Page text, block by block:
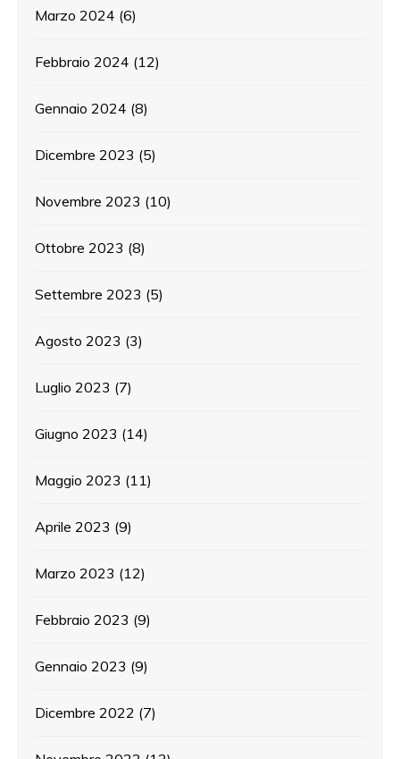
Marzo 2024 (6)
Febbraio 2024 (12)
Gennaio 2024 (8)
Dicembre 2023 (5)
Novembre 2023 (10)
Ottobre 2023 (8)
Settembre 2023 (5)
Agosto 2023 (3)
Luglio 2023 (7)
Giugno 2023 (14)
Maggio 2023 (11)
Aprile 2023 (9)
Marzo 2023 (12)
Febbraio 2023 (9)
Gennaio 2023 (9)
Dicembre 2022 (7)